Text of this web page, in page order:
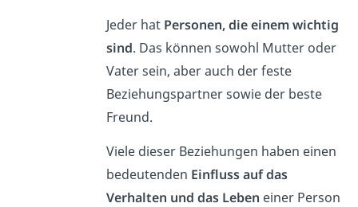
Jeder hat Personen, die einem wichtig
sind. Das können sowohl Mutter oder
Vater sein, aber auch der feste
Beziehungspartner sowie der beste
Freund.
Viele dieser Beziehungen haben einen
bedeutenden Einfluss auf das
Verhalten und das Leben einer Person